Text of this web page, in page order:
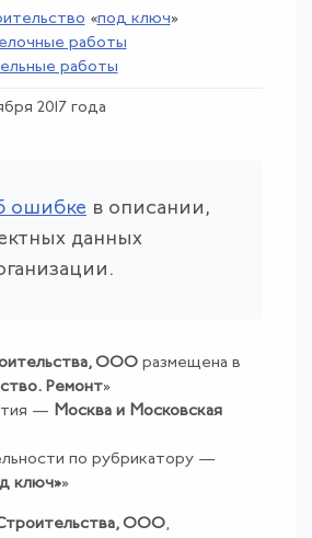
«под ключ»
работы
работы
2017 года
ошибке в описании,
данных
ООО размещена в
. Ремонт»
— Москва и Московская
по рубрикатору —
ключ»»
ООО,